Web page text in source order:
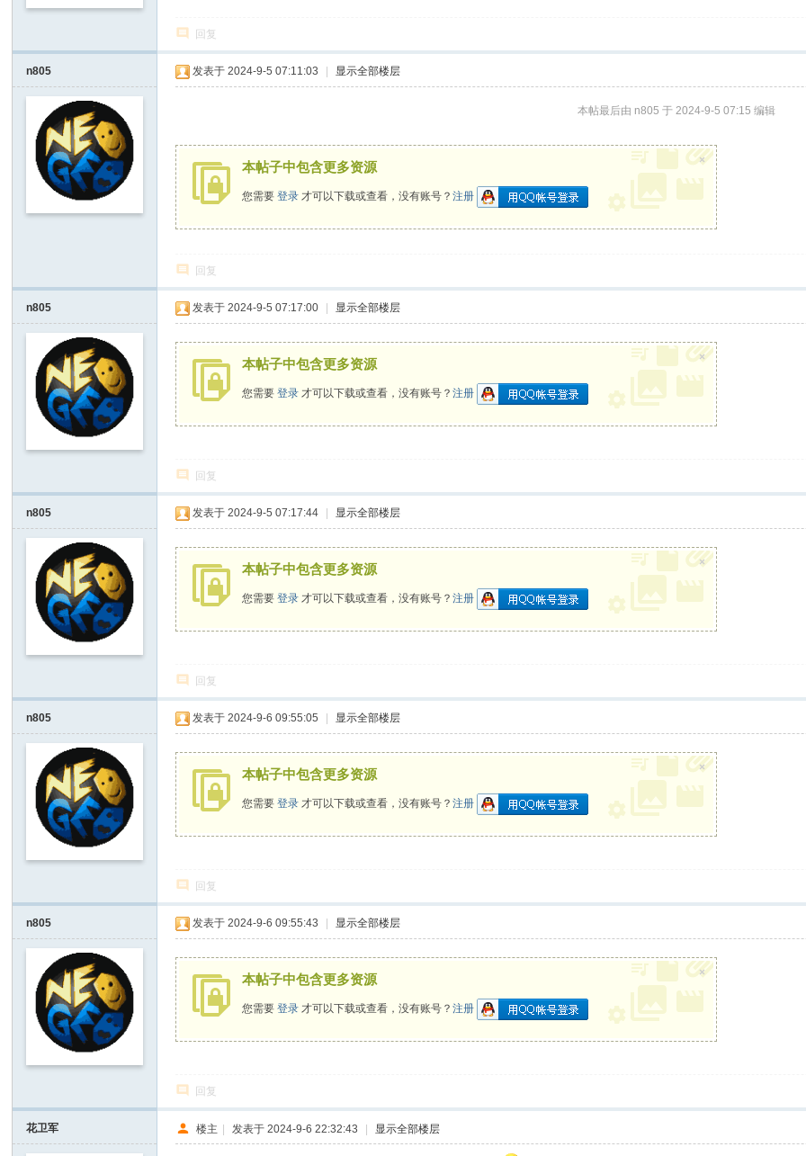
回复
n805 发表于 2024-9-5 07:11:03 显示全部楼层
本帖最后由 n805 于 2024-9-5 07:15 编辑
本帖子中包含更多资源
您需要登录 才可以下载或查看，没有账号？注册
×
回复
n805 发表于 2024-9-5 07:17:00 显示全部楼层
本帖子中包含更多资源
您需要登录 才可以下载或查看，没有账号？注册
×
回复
n805 发表于 2024-9-5 07:17:44 显示全部楼层
本帖子中包含更多资源
您需要登录 才可以下载或查看，没有账号？注册
×
回复
n805 发表于 2024-9-6 09:55:05 显示全部楼层
本帖子中包含更多资源
您需要登录 才可以下载或查看，没有账号？注册
×
回复
n805 发表于 2024-9-6 09:55:43 显示全部楼层
本帖子中包含更多资源
您需要登录 才可以下载或查看，没有账号？注册
×
回复
花卫军 楼主 | 发表于 2024-9-6 22:32:43 | 显示全部楼层